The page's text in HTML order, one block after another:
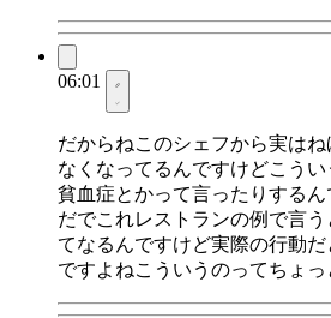
06:01
だからねこのシェフから実は
なくなってるんですけどこう
貧血症とかって言ったりする
だでこれレストランの例で言
てなるんですけど実際の行動
ですよねこういうのってちょ